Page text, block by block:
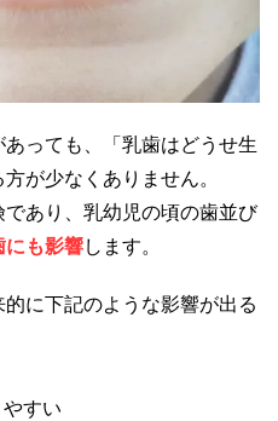
っても、「乳歯はどうせ生
が少なくありません。
あり、乳幼児の頃の歯並び
にも影響します。
に下記のような影響が出る
すい